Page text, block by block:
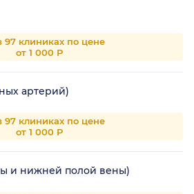
97 клиниках по цене
от 1 000 Р
артерий)
97 клиниках по цене
от 1 000 Р
и нижней полой вены)